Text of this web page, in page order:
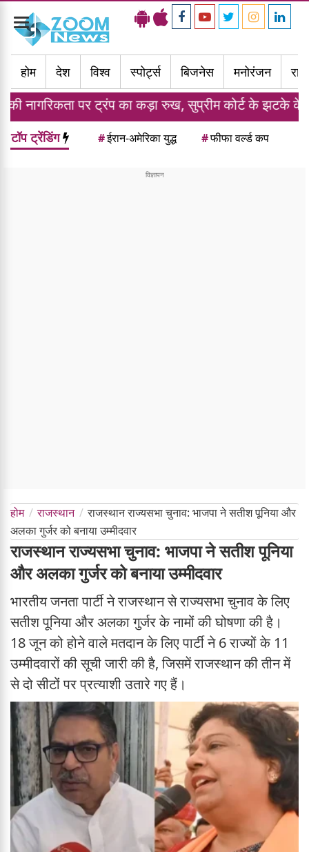
Toggle
navigation
होम
देश विश्व स्पोर्ट्स बिजनेस मनोरंजन
पर ट्रंप का कड़ा रुख, सुप्रीम कोर्ट के झटके के बाद दो
टॉप ट्रेंडिंग #ईरान-अमेरिका युद्ध #फीफा वर्ल्ड कप
होम राजस्थान
राजस्थान राज्यसभा चुनाव: भाजपा ने सतीश पूनिया और
अलका गुर्जर को बनाया उम्मीदवार
राजस्थान राज्यसभा चुनाव: भाजपा ने सतीश पूनिया
और अलका गुर्जर को बनाया उम्मीदवार
भारतीय जनता पार्टी ने राजस्थान से राज्यसभा चुनाव के लिए
सतीश पूनिया और अलका गुर्जर के नामों की घोषणा की है।
18 जून को होने वाले मतदान के लिए पार्टी ने 6 राज्यों के 11
उम्मीदवारों की सूची जारी की है, जिसमें राजस्थान की तीन में
से दो सीटों पर प्रत्याशी उतारे गए हैं।